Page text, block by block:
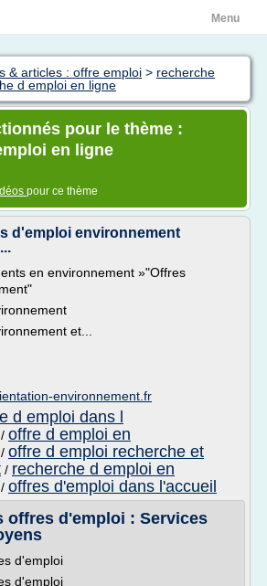
Menu
& articles : offre emploi > recherche
d emploi en ligne
pour le thème :
en ligne
pour ce thème
d'emploi environnement
en environnement »"Offres
et...
environnement.fr
d emploi dans l
/ offre d emploi en
/ offre d emploi recherche et
/ recherche d emploi en
/ offres d'emploi dans l'accueil
offres d'emploi : Services
d'emploi
d'emploi